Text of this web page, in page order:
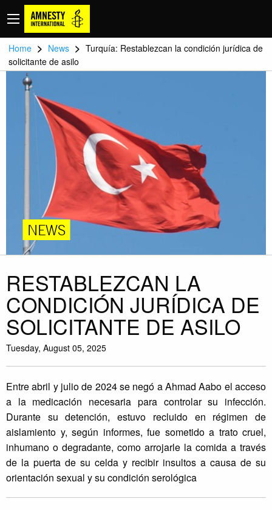
Home > News > Turquía: Restablezcan la condición jurídica de
solicitante de asilo
NEWS
RESTABLEZCAN LA
CONDICIÓN JURÍDICA DE
SOLICITANTE DE ASILO
Tuesday, August 05, 2025
Entre abril y julio de 2024 se negó a Ahmad Aabo el acceso
a la medicación necesaria para controlar su infección.
Durante su detención, estuvo recluido en régimen de
aislamiento y, según informes, fue sometido a trato cruel,
inhumano o degradante, como arrojarle la comida a través
de la puerta de su celda y recibir insultos a causa de su
orientación sexual y su condición serológica